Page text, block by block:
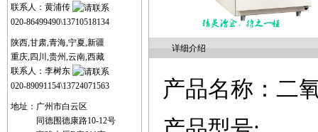
联系人：黄浦传
020-86499490\13710518134
陕西,甘肃,青海,宁夏,新疆
重庆,四川,贵州,云南,西藏
联系人：李树东
020-89091154\13724071563
地址：广州市白云区
同德围德康路10-12号
详细介绍
产品名称：二